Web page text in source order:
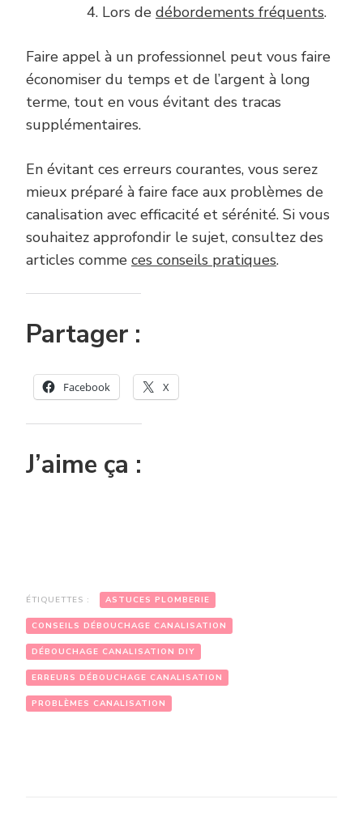
Lors de débordements fréquents.
Faire appel à un professionnel peut vous faire
économiser du temps et de l’argent à long
terme, tout en vous évitant des tracas
supplémentaires.
En évitant ces erreurs courantes, vous serez
mieux préparé à faire face aux problèmes de
canalisation avec efficacité et sérénité. Si vous
souhaitez approfondir le sujet, consultez des
articles comme ces conseils pratiques.
Partager :
Facebook X
J’aime ça :
ÉTIQUETTES : ASTUCES PLOMBERIE
CONSEILS DÉBOUCHAGE CANALISATION
DÉBOUCHAGE CANALISATION DIY
ERREURS DÉBOUCHAGE CANALISATION
PROBLÈMES CANALISATION